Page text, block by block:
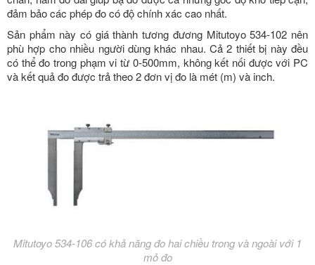
đảm bảo các phép đo có độ chính xác cao nhất.
Sản phẩm này có giá thành tương đương Mitutoyo 534-102 nên
phù hợp cho nhiều người dùng khác nhau. Cả 2 thiết bị này đều
có thể đo trong phạm vi từ 0-500mm, không kết nối được với PC
và kết quả đo được trả theo 2 đơn vị đo là mét (m) và inch.
Mitutoyo 534-106 có khả năng đo hai chiều trong và ngoài với 1
mỏ đo